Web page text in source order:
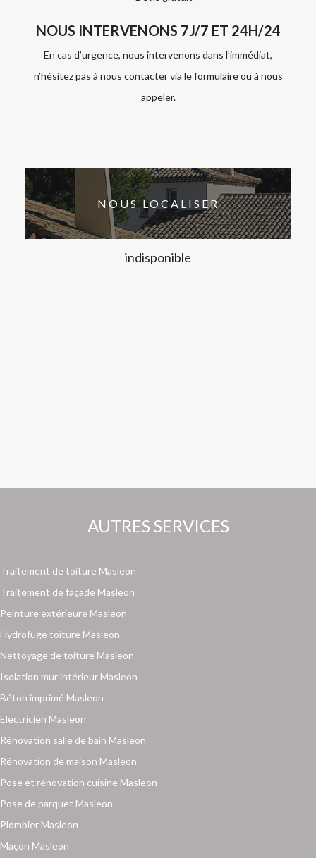
NOUS INTERVENONS 7J/7 ET 24H/24
En cas d’urgence, nous intervenons dans l’immédiat,
n’hésitez pas à nous contacter via le formulaire ou à nous
appeler.
NOUS LOCALISER
indisponible
AUTRES SERVICES
Traitement de toiture Masleon
Traitement de façade Masleon
Peinture extérieure Masleon
Hydrofuge toiture Masleon
Nettoyage de toiture Masleon
Isolation mur intérieur Masleon
Béton imprimé Masleon
Electricien Masleon
Rénovation salle de bain Masleon
Rénovation de maison Masleon
Pose et rénovation cuisine Masleon
Pose de parquet Masleon
Plombier Masleon
Maçon Masleon